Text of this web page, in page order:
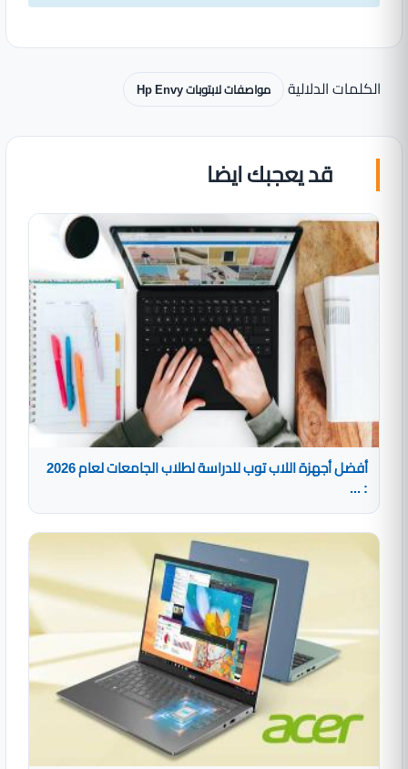
الكلمات الدلالية مواصفات لابتوبات Hp Envy
قد يعجبك ايضا
أفضل أجهزة اللاب توب للدراسة لطلاب الجامعات لعام 2026
: ...